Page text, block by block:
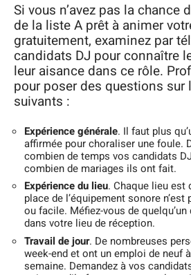
Si vous n’avez pas la chance
de la liste A prêt à animer
gratuitement, examinez par
candidats DJ pour connaître
leur aisance dans ce rôle.
pour poser des questions sur
suivants :
Expérience générale. Il faut plus
affirmée pour choraliser une foule.
combien de temps vos candidats
combien de mariages ils ont fait.
Expérience du lieu. Chaque lieu est
place de l’équipement sonore
ou facile. Méfiez-vous de
dans votre lieu de réception.
Travail de jour. De nombreuses
week-end et ont un emploi de neuf
semaine. Demandez à vos